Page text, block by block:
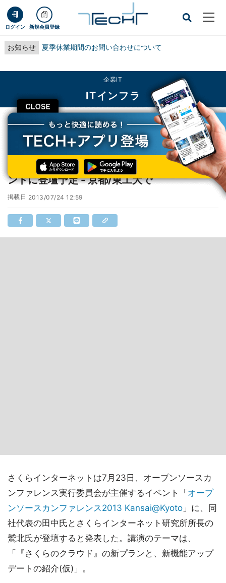
ログイン 新規会員登録
お知らせ 夏季休業期間のお問い合わせについて
CLOSE
企業IT
ITインフラ
TECH+ 企業IT
ITインフラ
さくらインターネット田中社長がOSSの2イベントに登壇予定 - 京都/東工大で
さくらインターネット田中社長がOSSの2イベ
ントに登壇予定 - 京都/東工大で
掲載日 2013/07/24 12:59
さくらインターネットは7月23日、オープンソースカ
ンファレンス実行委員会が主催するイベント「 オープ
ンソースカンファレンス2013 Kansai@Kyoto 」に、同
社代表の田中氏とさくらインターネット研究所所長の
鷲北氏が登壇すると発表した。講演のテーマは、
「『さくらのクラウド』の新プランと、新機能アップ
デートの紹介(仮)」。